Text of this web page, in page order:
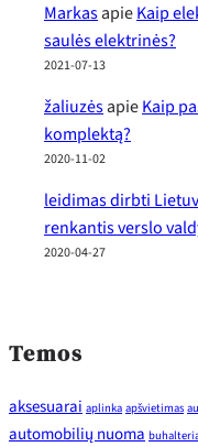
MarkasapieKaip
saulės elektrinės?
2021-07-13
žaliuzėsapieKaip
komplektą?
2020-11-02
leidimas dirbti
renkantis verslo
2020-04-27
Temos
aksesuarai aplinka apšvietimas
automobilių nuoma